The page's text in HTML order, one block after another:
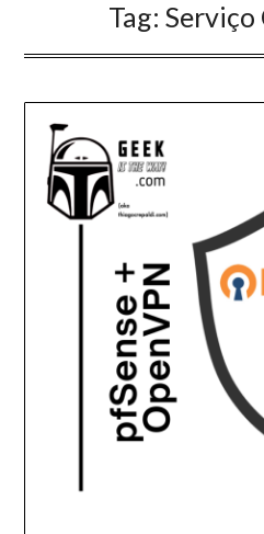
Tag: Serviço